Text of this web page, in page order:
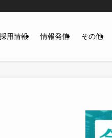
採用情報 情報発信 その他